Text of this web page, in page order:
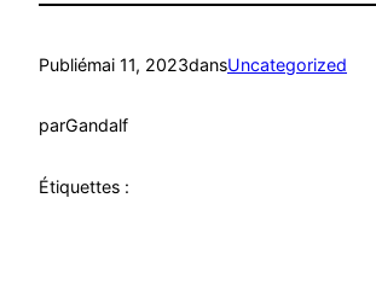
Publiémai 11, 2023dansUncategorized
parGandalf
Étiquettes :